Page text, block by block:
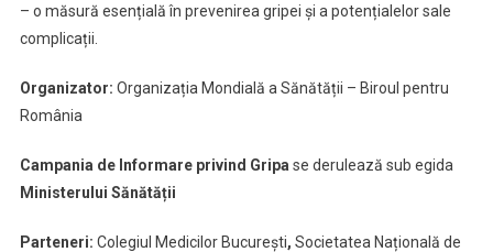
– o măsură esențială în prevenirea gripei și a potențialelor sale
complicații.
Organizator: Organizația Mondială a Sănătății – Biroul pentru
România
Campania de Informare privind Gripa se derulează sub egida
Ministerului Sănătății
Parteneri: Colegiul Medicilor București, Societatea Națională de